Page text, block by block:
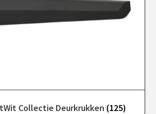
Collectie Deurkrukken (125)